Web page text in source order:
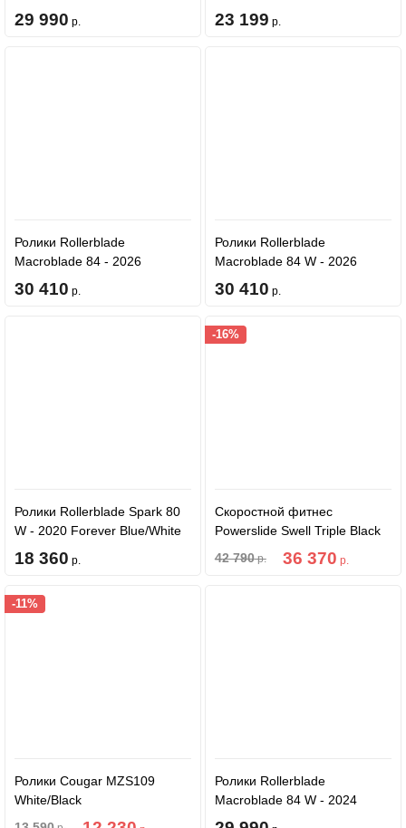
Blue/Spicy Orange
29 990 р. 23 199 р.
Ролики Rollerblade
Macroblade 84 - 2026
Black/Neon Green
30 410 р.
Ролики Rollerblade
Macroblade 84 W - 2026
Black/Burgundy/Ocean Green
30 410 р.
Ролики Rollerblade Spark 80
W - 2020 Forever Blue/White
18 360 р.
Скоростной фитнес
Powerslide Swell Triple Black
42 790р. 36 370 р.
-16%
Ролики Cougar MZS109
White/Black
-11%
Ролики Rollerblade
Macroblade 84 W - 2024
Black/Lavender